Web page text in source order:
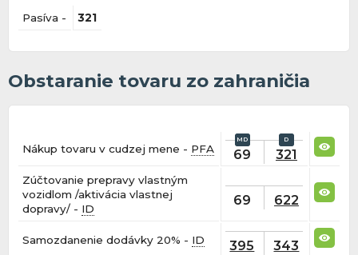
Pasíva - 321
Obstaranie tovaru zo zahraničia
Nákup tovaru v cudzej mene - PFA 69 321
Zúčtovanie prepravy vlastným
vozidlom /aktivácia vlastnej
dopravy/ - ID
69 622
Samozdanenie dodávky 20% - ID 395 343